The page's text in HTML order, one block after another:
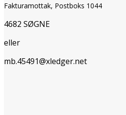
Fakturamottak, Postboks 1044
4682 SØGNE
eller
mb.45491@xledger.net